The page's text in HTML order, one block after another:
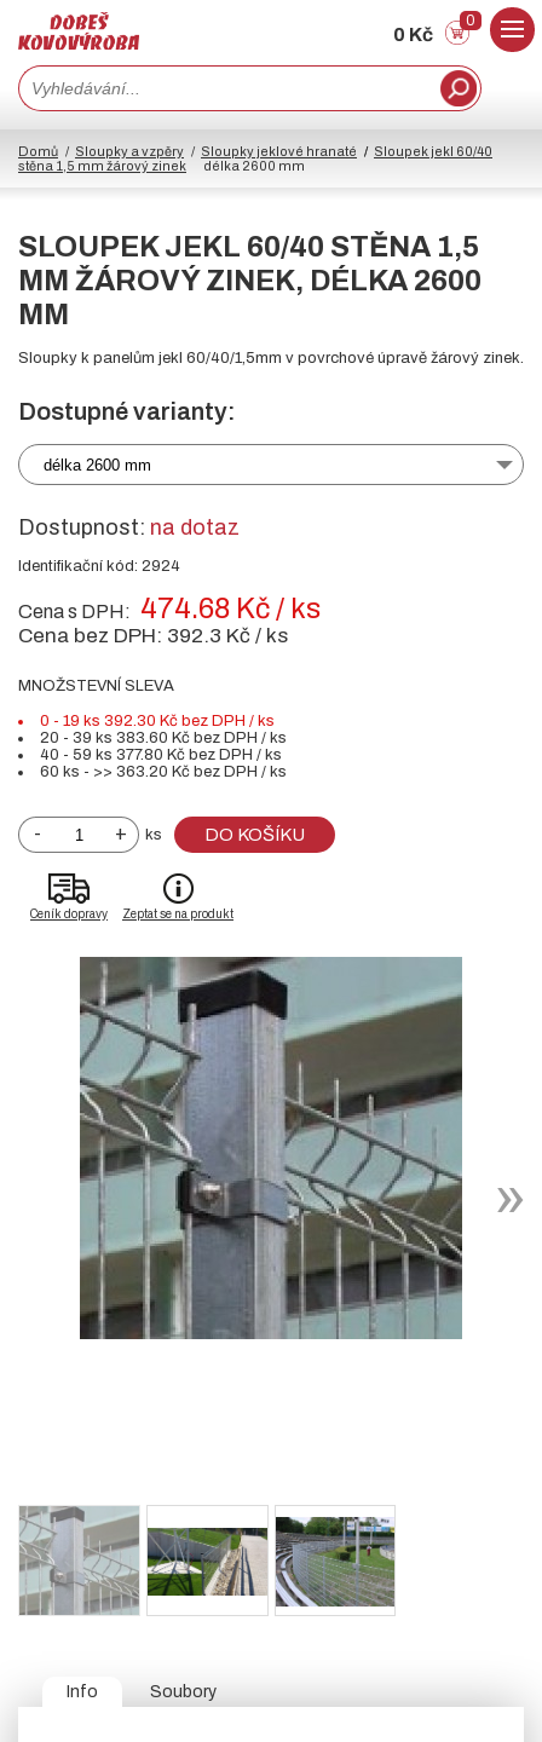
0 Kč
0
Domů Sloupky a vzpěry Sloupky jeklové hranaté
Sloupek jekl 60/40
stěna 1,5 mm žárový zinek
délka 2600 mm
SLOUPEK JEKL 60/40 STĚNA 1,5
MM ŽÁROVÝ ZINEK, DÉLKA 2600
MM
Sloupky k panelům jekl 60/40/1,5mm v povrchové úpravě žárový zinek.
Dostupné varianty:
délka 2600 mm
Dostupnost: na dotaz
Identifikační kód: 2924
Cena s DPH: 474.68 Kč / ks
Cena bez DPH: 392.3 Kč / ks
MNOŽSTEVNÍ SLEVA
0 - 19 ks 392.30 Kč bez DPH / ks
20 - 39 ks 383.60 Kč bez DPH / ks
40 - 59 ks 377.80 Kč bez DPH / ks
60 ks - >> 363.20 Kč bez DPH / ks
- + ks DO KOŠÍKU
Ceník dopravy Zeptat se na produkt
Info Soubory